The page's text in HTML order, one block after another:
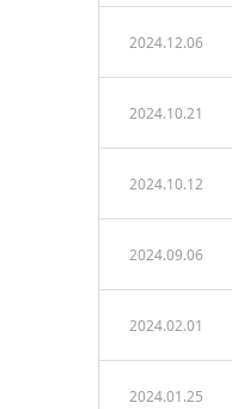
2024.12.06
2024.10.21
2024.10.12
2024.09.06
2024.02.01
2024.01.25